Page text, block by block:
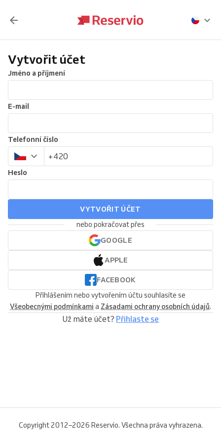
Vytvořit účet
Jméno a příjmení
E-mail
Telefonní číslo
Heslo
VYTVOŘIT ÚČET
nebo pokračovat přes
GOOGLE
APPLE
FACEBOOK
Přihlášením nebo vytvořením účtu souhlasíte se
Všeobecnými podmínkami a Zásadami ochrany osobních údajů.
Už máte účet? Přihlaste se
Copyright 2012–2026 Reservio. Všechna práva vyhrazena.